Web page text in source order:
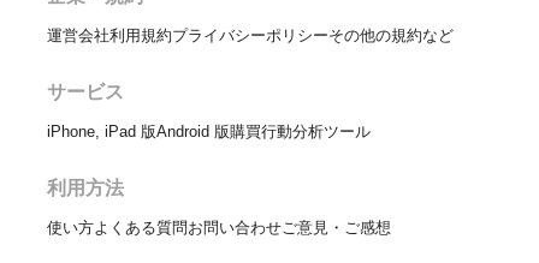
運営会社利用規約プライバシーポリシーその他の規約など
サービス
iPhone, iPad 版Android 版購買行動分析ツール
利用方法
使い方よくある質問お問い合わせ ご意見・ご感想